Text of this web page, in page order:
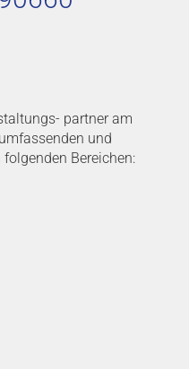
partner am
und
Bereichen: